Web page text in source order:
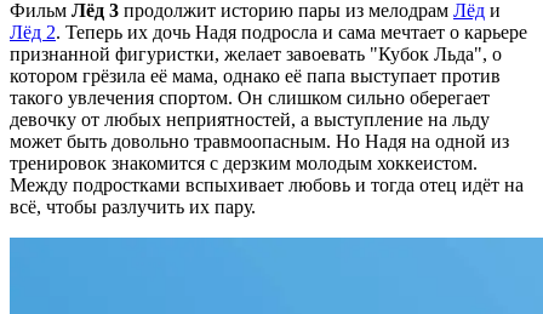
Фильм Лёд 3 продолжит историю пары из мелодрам Лёд и
Лёд 2. Теперь их дочь Надя подросла и сама мечтает о карьере
признанной фигуристки, желает завоевать "Кубок Льда", о
котором грёзила её мама, однако её папа выступает против
такого увлечения спортом. Он слишком сильно оберегает
девочку от любых неприятностей, а выступление на льду
может быть довольно травмоопасным. Но Надя на одной из
тренировок знакомится с дерзким молодым хоккеистом.
Между подростками вспыхивает любовь и тогда отец идёт на
всё, чтобы разлучить их пару.